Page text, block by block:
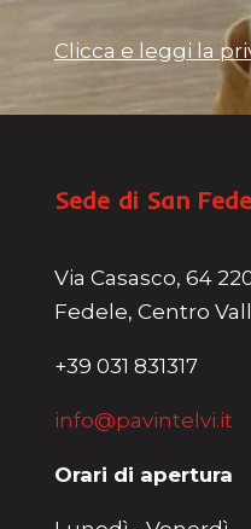
Clicca e leggi la
Sede di San
Via Casasco, 64
Fedele, Centro
+39 031 831317
info@pavintelvi.it
Orari di apertura